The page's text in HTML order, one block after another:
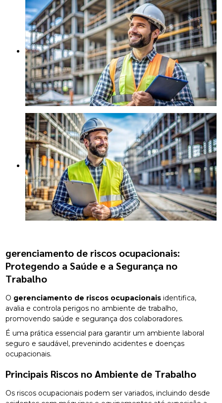
gerenciamento de riscos ocupacionais:
Protegendo a Saúde e a Segurança no
Trabalho
O gerenciamento de riscos ocupacionais identifica,
avalia e controla perigos no ambiente de trabalho,
promovendo saúde e segurança dos colaboradores.
É uma prática essencial para garantir um ambiente laboral
seguro e saudável, prevenindo acidentes e doenças
ocupacionais.
Principais Riscos no Ambiente de Trabalho
Os riscos ocupacionais podem ser variados, incluindo desde